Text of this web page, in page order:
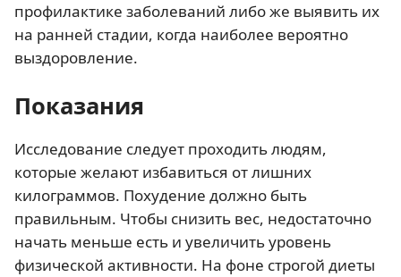
профилактике заболеваний либо же выявить их
на ранней стадии, когда наиболее вероятно
выздоровление.
Показания
Исследование следует проходить людям,
которые желают избавиться от лишних
килограммов. Похудение должно быть
правильным. Чтобы снизить вес, недостаточно
начать меньше есть и увеличить уровень
физической активности. На фоне строгой диеты